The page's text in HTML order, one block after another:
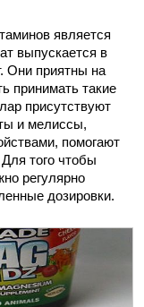
является
выпускается в
Они приятны на
принимать такие
присутствуют
и мелиссы,
помогают
того чтобы
регулярно
дозировки.